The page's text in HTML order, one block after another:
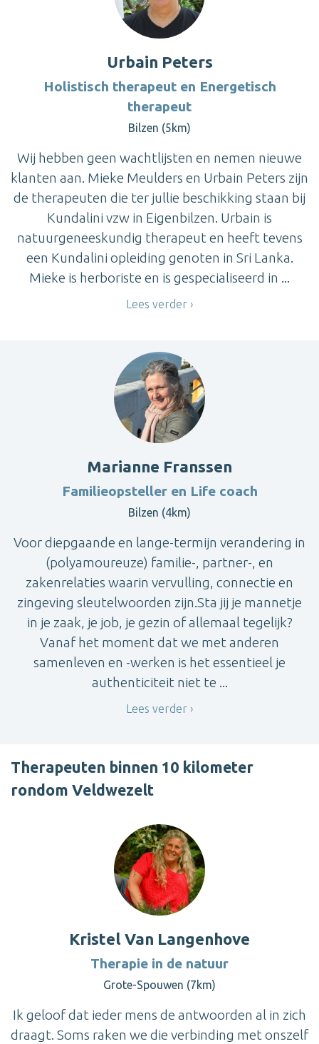
Urbain Peters
Holistisch therapeut en Energetisch
therapeut
Bilzen (5km)
Wij hebben geen wachtlijsten en nemen nieuwe
klanten aan. Mieke Meulders en Urbain Peters zijn
de therapeuten die ter jullie beschikking staan bij
Kundalini vzw in Eigenbilzen. Urbain is
natuurgeneeskundig therapeut en heeft tevens
een Kundalini opleiding genoten in Sri Lanka.
Mieke is herboriste en is gespecialiseerd in ...
Lees verder
Marianne Franssen
Familieopsteller en Life coach
Bilzen (4km)
Voor diepgaande en lange-termijn verandering in
(polyamoureuze) familie-, partner-, en
zakenrelaties waarin vervulling, connectie en
zingeving sleutelwoorden zijn.Sta jij je mannetje
in je zaak, je job, je gezin of allemaal tegelijk?
Vanaf het moment dat we met anderen
samenleven en -werken is het essentieel je
authenticiteit niet te ...
Lees verder
Therapeuten binnen 10 kilometer
rondom Veldwezelt
Kristel Van Langenhove
Therapie in de natuur
Grote-Spouwen (7km)
Ik geloof dat ieder mens de antwoorden al in zich
draagt. Soms raken we die verbinding met onszelf